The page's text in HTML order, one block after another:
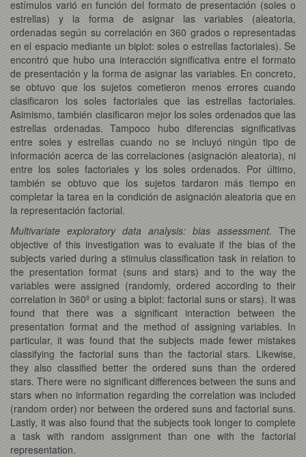
estímulos varió en función del formato de presentación (soles o
estrellas) y la forma de asignar las variables (aleatoria,
ordenadas según su correlación en 360 grados o representadas
en el espacio mediante un biplot: soles o estrellas factoriales). Se
encontró que hubo una interacción significativa entre el formato
de presentación y la forma de asignar las variables. En concreto,
se obtuvo que los sujetos cometieron menos errores cuando
clasificaron los soles factoriales que las estrellas factoriales.
Asimismo, también clasificaron mejor los soles ordenados que las
estrellas ordenadas. Tampoco hubo diferencias significativas
entre soles y estrellas cuando no se incluyó ningún tipo de
información acerca de las correlaciones (asignación aleatoria), ni
entre los soles factoriales y los soles ordenados. Por último,
también se obtuvo que los sujetos tardaron más tiempo en
completar la tarea en la condición de asignación aleatoria que en
la representación factorial.
Multivariate exploratory data analysis: bias assessment. The
objective of this investigation was to evaluate if the bias of the
subjects varied during a stimulus classification task in relation to
the presentation format (suns and stars) and to the way the
variables were assigned (randomly, ordered according to their
correlation in 360º or using a biplot: factorial suns or stars). It was
found that there was a significant interaction between the
presentation format and the method of assigning variables. In
particular, it was found that the subjects made fewer mistakes
classifying the factorial suns than the factorial stars. Likewise,
they also classified better the ordered suns than the ordered
stars. There were no significant differences between the suns and
stars when no information regarding the correlation was included
(random order) nor between the ordered suns and factorial suns.
Lastly, it was also found that the subjects took longer to complete
a task with random assignment than one with the factorial
representation.